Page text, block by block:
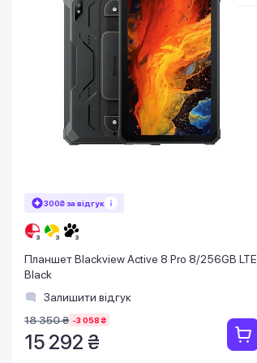
300₴ за відгук
Планшет Blackview Active 8 Pro 8/256GB LTE
Black
Залишити відгук
18 350 ₴ -3 058 ₴
15 292 ₴